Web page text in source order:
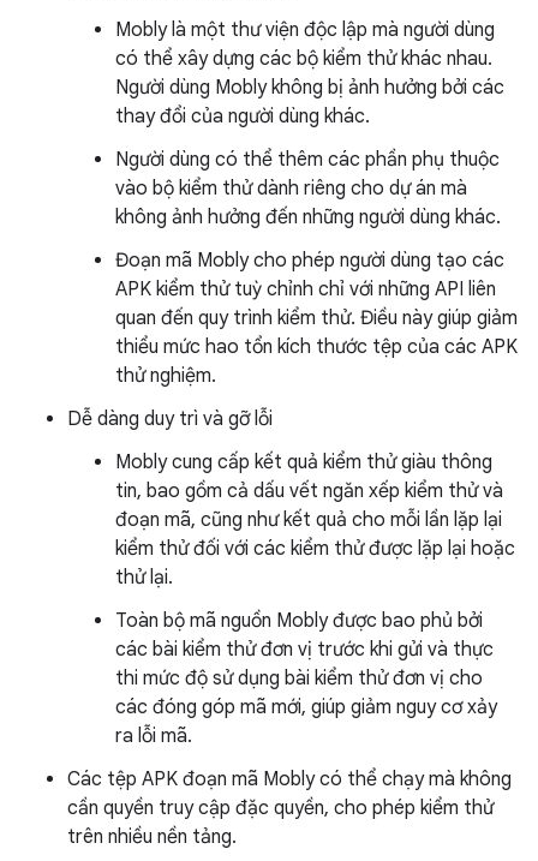
Mobly là một thư viện độc lập mà người dùng
có thể xây dựng các bộ kiểm thử khác nhau.
Người dùng Mobly không bị ảnh hưởng bởi các
thay đổi của người dùng khác.
Người dùng có thể thêm các phần phụ thuộc
vào bộ kiểm thử dành riêng cho dự án mà
không ảnh hưởng đến những người dùng khác.
Đoạn mã Mobly cho phép người dùng tạo các
APK kiểm thử tuỳ chỉnh chỉ với những API liên
quan đến quy trình kiểm thử. Điều này giúp giảm
thiểu mức hao tổn kích thước tệp của các APK
thử nghiệm.
Dễ dàng duy trì và gỡ lỗi
Mobly cung cấp kết quả kiểm thử giàu thông
tin, bao gồm cả dấu vết ngăn xếp kiểm thử và
đoạn mã, cũng như kết quả cho mỗi lần lặp lại
kiểm thử đối với các kiểm thử được lặp lại hoặc
thử lại.
Toàn bộ mã nguồn Mobly được bao phủ bởi
các bài kiểm thử đơn vị trước khi gửi và thực
thi mức độ sử dụng bài kiểm thử đơn vị cho
các đóng góp mã mới, giúp giảm nguy cơ xảy
ra lỗi mã.
Các tệp APK đoạn mã Mobly có thể chạy mà không
cần quyền truy cập đặc quyền, cho phép kiểm thử
trên nhiều nền tảng.